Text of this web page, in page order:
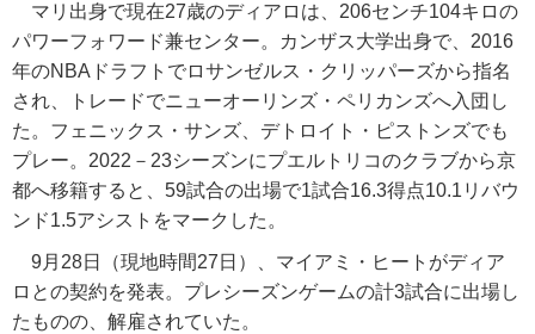
マリ出身で現在27歳のディアロは、206センチ104キロの
パワーフォワード兼センター。カンザス大学出身で、2016
年のNBAドラフトでロサンゼルス・クリッパーズから指名
され、トレードでニューオーリンズ・ペリカンズへ入団し
た。フェニックス・サンズ、デトロイト・ピストンズでも
プレー。2022－23シーズンにプエルトリコのクラブから京
都へ移籍すると、59試合の出場で1試合16.3得点10.1リバウ
ンド1.5アシストをマークした。
9月28日（現地時間27日）、マイアミ・ヒートがディア
ロとの契約を発表。プレシーズンゲームの計3試合に出場し
たものの、解雇されていた。